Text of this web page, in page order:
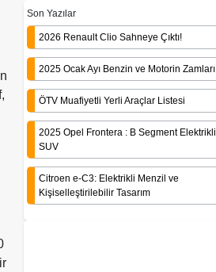
Son Yazılar
2026 Renault Clio Sahneye Çıktı!
2025 Ocak Ayı Benzin ve Motorin Zamları
ÖTV Muafiyetli Yerli Araçlar Listesi
2025 Opel Frontera : B Segment Elektrikli
SUV
Citroen e-C3: Elektrikli Menzil ve
Kişiselleştirilebilir Tasarım